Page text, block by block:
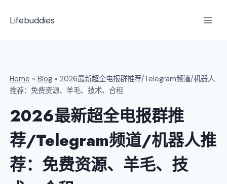
Lifebuddies
Home »Blog »2026最新超全电报群推荐/Telegram频道/机器人
推荐：免费资源、羊毛、技术、合租
2026最新超全电报群推
荐/Telegram频道/机器人推
荐：免费资源、羊毛、技